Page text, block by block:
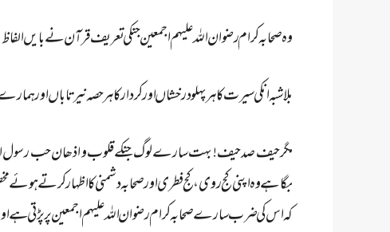
وہ صحابہ کرام رضوان اللہ علیہم اجمعین جنکی تعریف قرآن نےبایں الفاظ
بلا شبہ انکی سیرت کا ہر پہلو درخشاں اور کردار کا ہر حصہ نیر تاباں
مگر حیف صد حیف! بہت سارے لوگ جنکے قلوب و اذھان حب رسول
بگاہے وہ اپنی کج روی، کج فطری اور صحابہ دشمنی کا اظہار کرتے ہوئے
کہ اس کی ضرب سارے صحابہ کرام رضوان اللہ علیہم اجمعین پر پڑتی ہے